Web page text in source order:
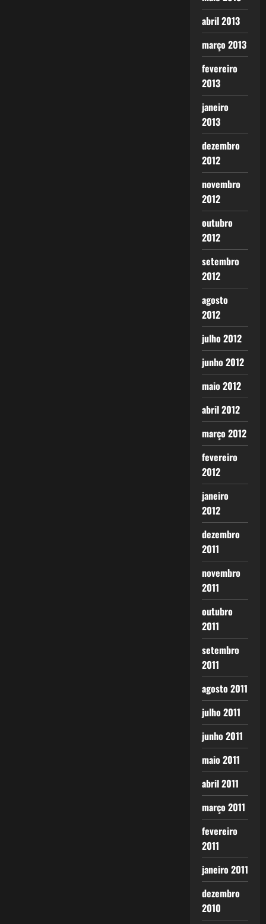
abril 2013
março 2013
fevereiro
2013
janeiro
2013
dezembro
2012
novembro
2012
outubro
2012
setembro
2012
agosto
2012
julho 2012
junho 2012
maio 2012
abril 2012
março 2012
fevereiro
2012
janeiro
2012
dezembro
2011
novembro
2011
outubro
2011
setembro
2011
agosto 2011
julho 2011
junho 2011
maio 2011
abril 2011
março 2011
fevereiro
2011
janeiro 2011
dezembro
2010